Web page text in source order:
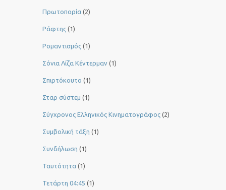
Πρωτοπορία (2)
Ράφτης (1)
Ρομαντισμός (1)
Σόνια Λίζα Κέντερμαν (1)
Σπιρτόκουτο (1)
Σταρ σύστεμ (1)
Σύγχρονος Ελληνικός Κινηματογράφος (2)
Συμβολική τάξη (1)
Συνδήλωση (1)
Ταυτότητα (1)
Τετάρτη 04:45 (1)